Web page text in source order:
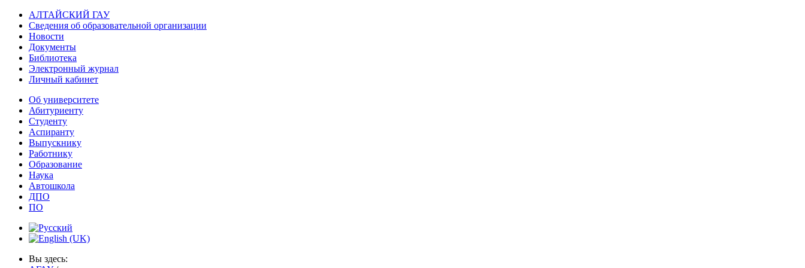
АЛТАЙСКИЙ ГАУ
Сведения об образовательной организации
Новости
Документы
Библиотека
Электронный журнал
Личный кабинет
Об университете
Абитуриенту
Студенту
Аспиранту
Выпускнику
Работнику
Образование
Наука
Автошкола
ДПО
ПО
Вы здесь: